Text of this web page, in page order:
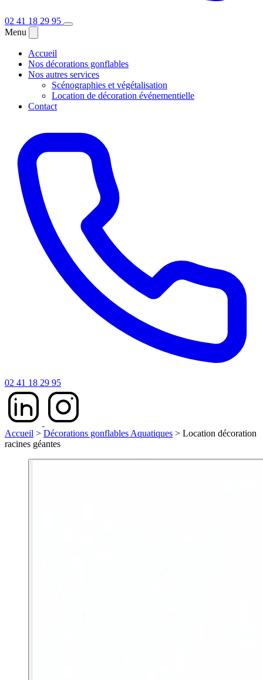
02 41 18 29 95
Menu
Accueil
Nos décorations gonflables
Nos autres services
Scénographies et végétalisation
Location de décoration événementielle
Contact
02 41 18 29 95
Accueil > Décorations gonflables Aquatiques > Location décoration
racines géantes